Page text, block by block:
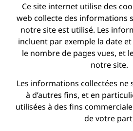
Ce site internet utilise des
web collecte des informations
notre site est utilisé. Les
incluent par exemple la date et
le nombre de pages vues, et
notre site.
Les informations collectées ne
à d’autres fins, et en
utilisées à des fins
de votre